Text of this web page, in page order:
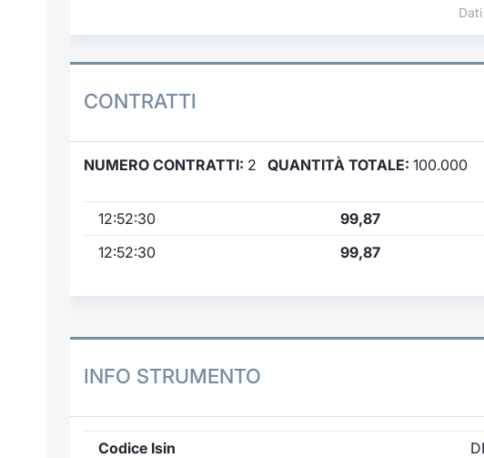
CONTRATTI
NUMERO CONTRATTI: 2 QUANTITÀ TOTALE: 100.000
12:52:30 99,87
12:52:30
99,87
INFO STRUMENTO
Codice Isin